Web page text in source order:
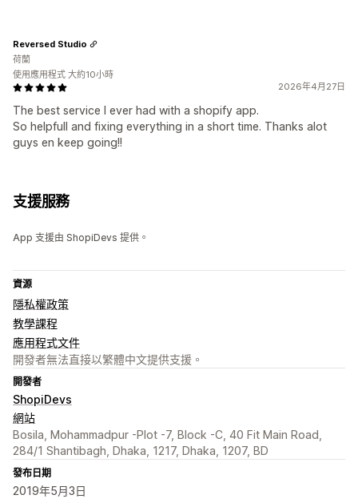
2026年4月27日
The best service I ever had with a shopify app.
So helpfull and fixing everything in a short time. Thanks alot
guys en keep going!!
Reversed Studio
荷蘭
使用應用程式 大約10小時
支援服務
App 支援由 ShopiDevs 提供。
資源
隱私權政策
教學課程
應用程式文件
開發者無法直接以繁體中文提供支援。
開發者
ShopiDevs
網站
Bosila, Mohammadpur -Plot -7, Block -C, 40 Fit Main Road,
284/1 Shantibagh, Dhaka, 1217, Dhaka, 1207, BD
發布日期
2019年5月3日